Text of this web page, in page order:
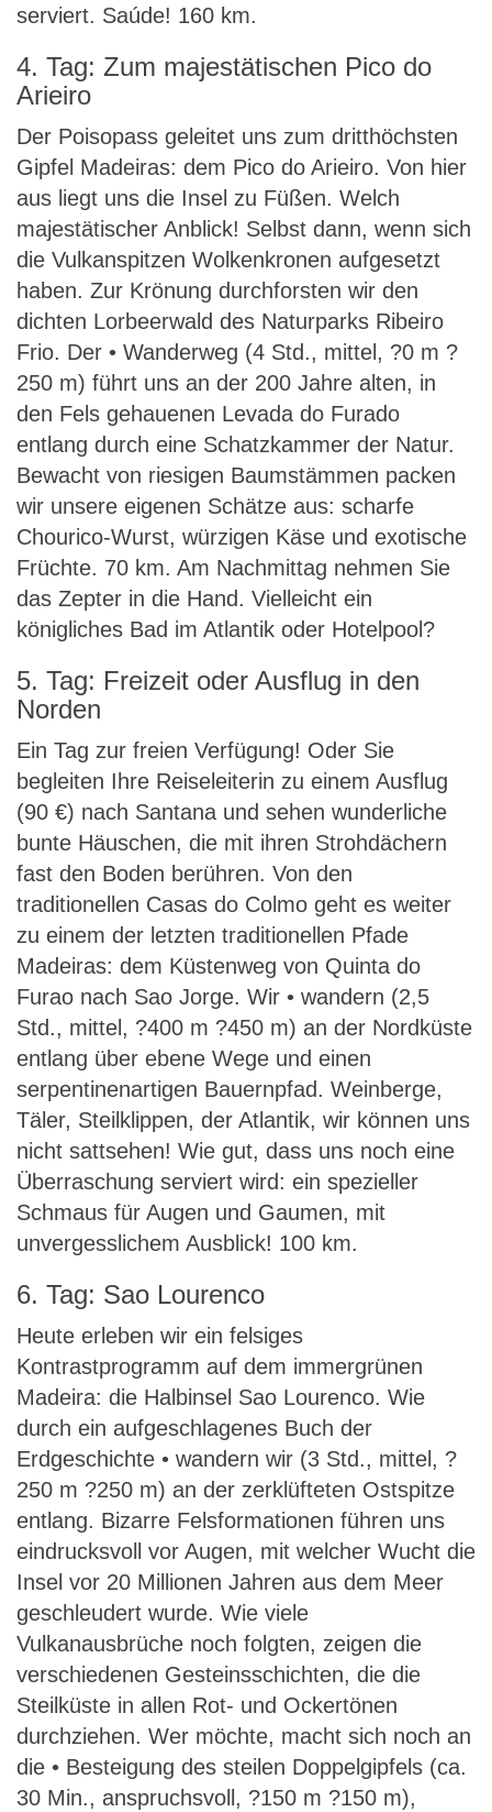
serviert. Saúde! 160 km.
4. Tag: Zum majestätischen Pico do
Arieiro
Der Poisopass geleitet uns zum dritthöchsten
Gipfel Madeiras: dem Pico do Arieiro. Von hier
aus liegt uns die Insel zu Füßen. Welch
majestätischer Anblick! Selbst dann, wenn sich
die Vulkanspitzen Wolkenkronen aufgesetzt
haben. Zur Krönung durchforsten wir den
dichten Lorbeerwald des Naturparks Ribeiro
Frio. Der • Wanderweg (4 Std., mittel, ?0 m ?
250 m) führt uns an der 200 Jahre alten, in
den Fels gehauenen Levada do Furado
entlang durch eine Schatzkammer der Natur.
Bewacht von riesigen Baumstämmen packen
wir unsere eigenen Schätze aus: scharfe
Chourico-Wurst, würzigen Käse und exotische
Früchte. 70 km. Am Nachmittag nehmen Sie
das Zepter in die Hand. Vielleicht ein
königliches Bad im Atlantik oder Hotelpool?
5. Tag: Freizeit oder Ausflug in den
Norden
Ein Tag zur freien Verfügung! Oder Sie
begleiten Ihre Reiseleiterin zu einem Ausflug
(90 €) nach Santana und sehen wunderliche
bunte Häuschen, die mit ihren Strohdächern
fast den Boden berühren. Von den
traditionellen Casas do Colmo geht es weiter
zu einem der letzten traditionellen Pfade
Madeiras: dem Küstenweg von Quinta do
Furao nach Sao Jorge. Wir • wandern (2,5
Std., mittel, ?400 m ?450 m) an der Nordküste
entlang über ebene Wege und einen
serpentinenartigen Bauernpfad. Weinberge,
Täler, Steilklippen, der Atlantik, wir können uns
nicht sattsehen! Wie gut, dass uns noch eine
Überraschung serviert wird: ein spezieller
Schmaus für Augen und Gaumen, mit
unvergesslichem Ausblick! 100 km.
6. Tag: Sao Lourenco
Heute erleben wir ein felsiges
Kontrastprogramm auf dem immergrünen
Madeira: die Halbinsel Sao Lourenco. Wie
durch ein aufgeschlagenes Buch der
Erdgeschichte • wandern wir (3 Std., mittel, ?
250 m ?250 m) an der zerklüfteten Ostspitze
entlang. Bizarre Felsformationen führen uns
eindrucksvoll vor Augen, mit welcher Wucht die
Insel vor 20 Millionen Jahren aus dem Meer
geschleudert wurde. Wie viele
Vulkanausbrüche noch folgten, zeigen die
verschiedenen Gesteinsschichten, die die
Steilküste in allen Rot- und Ockertönen
durchziehen. Wer möchte, macht sich noch an
die • Besteigung des steilen Doppelgipfels (ca.
30 Min., anspruchsvoll, ?150 m ?150 m),